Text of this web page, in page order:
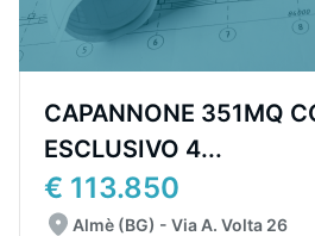
CAPANNONE 351MQ
ESCLUSIVO 4...
€ 113.850
Almè (BG) - Via A. Volta 26